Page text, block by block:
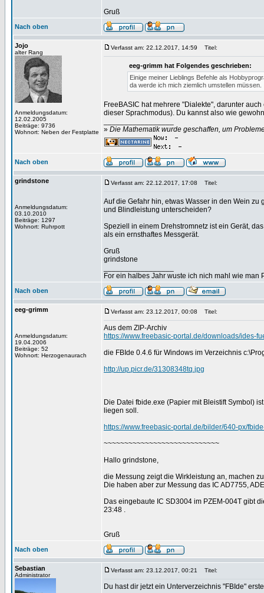
Gruß
Nach oben
Jojo
alter Rang
Anmeldungsdatum:
12.02.2005
Beiträge: 9736
Wohnort: Neben der Festplatte
Verfasst am: 22.12.2017, 14:59 Titel:
eeg-grimm hat Folgendes geschrieben:
Einige meiner Lieblings Befehle als
da werde ich mich ziemlich umstellen müssen.
FreeBASIC hat mehrere "Dialekte", darunter
dieser Sprachmodus). Du kannst also wie
» Die Mathematik wurde geschaffen, um
Nach oben
grindstone
Anmeldungsdatum:
03.10.2010
Beiträge: 1297
Wohnort: Ruhrpott
Verfasst am: 22.12.2017, 17:08 Titel:
Auf die Gefahr hin, etwas Wasser in den Wein
und Blindleistung unterscheiden?
Speziell in einem Drehstromnetz ist ein Gerät,
als ein ernsthaftes Messgerät.
Gruß
grindstone
For ein halbes Jahr wuste ich nich mahl wie man
Nach oben
eeg-grimm
Anmeldungsdatum:
19.04.2006
Beiträge: 52
Wohnort: Herzogenaurach
Verfasst am: 23.12.2017, 00:08 Titel:
Aus dem ZIP-Archiv
https://www.freebasic-portal.de/downloads/ides-
die FBIde 0.4.6 für Windows im Verzeichnis
http://up.picr.de/31308348tq.jpg
Die Datei fbide.exe (Papier mit Bleistift Symbol)
liegen soll.
https://www.freebasic-portal.de/bilder/640-px/
~~~~~~~~~~~~~~~~~~~~~~~~~~~~
Hallo grindstone,
die Messung zeigt die Wirkleistung an, machen
Die haben aber zur Messung das IC AD7755,
Das eingebaute IC SD3004 im PZEM-004T gibt
23:48 .
Gruß
Nach oben
Sebastian
Administrator
Verfasst am: 23.12.2017, 00:21 Titel:
Du hast dir jetzt ein Unterverzeichnis "FBIde"